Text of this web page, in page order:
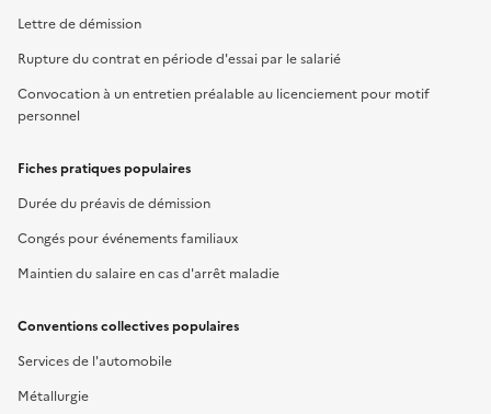
Lettre de démission
Rupture du contrat en période d'essai par le salarié
Convocation à un entretien préalable au licenciement pour motif
personnel
Fiches pratiques populaires
Durée du préavis de démission
Congés pour événements familiaux
Maintien du salaire en cas d'arrêt maladie
Conventions collectives populaires
Services de l'automobile
Métallurgie